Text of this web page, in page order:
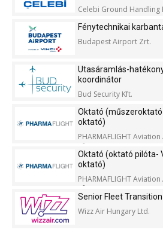
Celebi Ground Handling
Fénytechnikai
Budapest Airport Zrt.
Utasáramlás-
koordinátor
Bud Security Kft.
Oktató (műszeroktató
oktató)
PHARMAFLIGHT
Kft.
Oktató (oktató pilóta-
oktató)
PHARMAFLIGHT
Kft.
Senior Fleet
Wizz Air Hungary Ltd.